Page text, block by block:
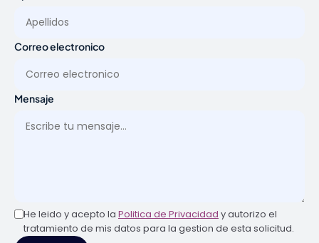
Correo electronico
Mensaje
He leido y acepto la Politica de Privacidad y autorizo el
tratamiento de mis datos para la gestion de esta solicitud.